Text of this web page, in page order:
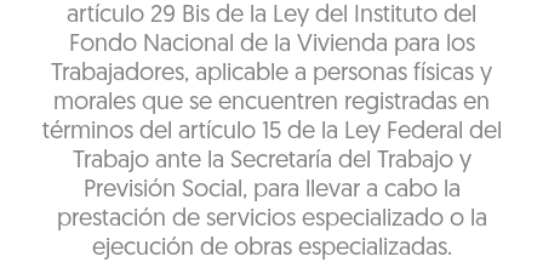
artículo 29 Bis de la Ley del Instituto del
Fondo Nacional de la Vivienda para los
Trabajadores, aplicable a personas físicas y
morales que se encuentren registradas en
términos del artículo 15 de la Ley Federal del
Trabajo ante la Secretaría del Trabajo y
Previsión Social, para llevar a cabo la
prestación de servicios especializado o la
ejecución de obras especializadas.